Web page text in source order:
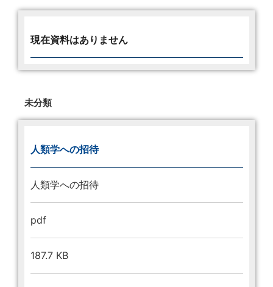
現在資料はありません
未分類
人類学への招待
人類学への招待
pdf
187.7 KB